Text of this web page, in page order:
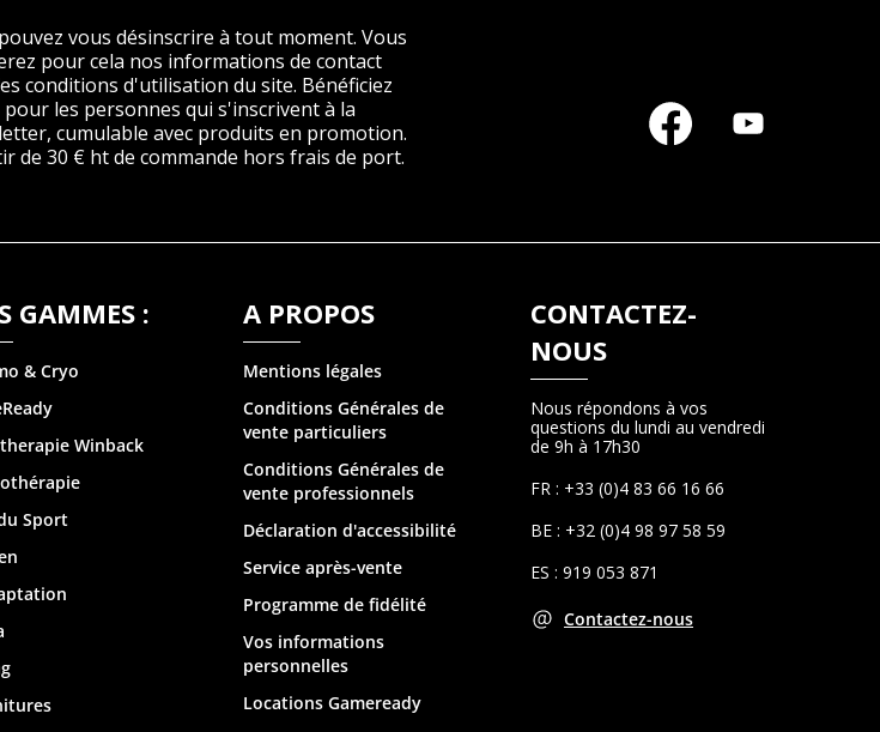
vous désinscrire à tout moment. Vous
pour cela nos informations de contact
conditions d'utilisation du site. Bénéficiez
pour les personnes qui s'inscrivent à la
cumulable avec produits en promotion.
de 30 € ht de commande hors frais de port.
GAMMES :
& Cryo
Winback
Sport
A PROPOS
Mentions légales
Conditions Générales de
vente particuliers
Conditions Générales de
vente professionnels
Déclaration d'accessibilité
Service après-vente
Programme de fidélité
Vos informations
personnelles
Locations Gameready
CONTACTEZ-
NOUS
Nous répondons à vos
questions du lundi au vendredi
de 9h à 17h30
FR : +33 (0)4 83 66 16 66
BE : +32 (0)4 98 97 58 59
ES : 919 053 871
Contactez-nous